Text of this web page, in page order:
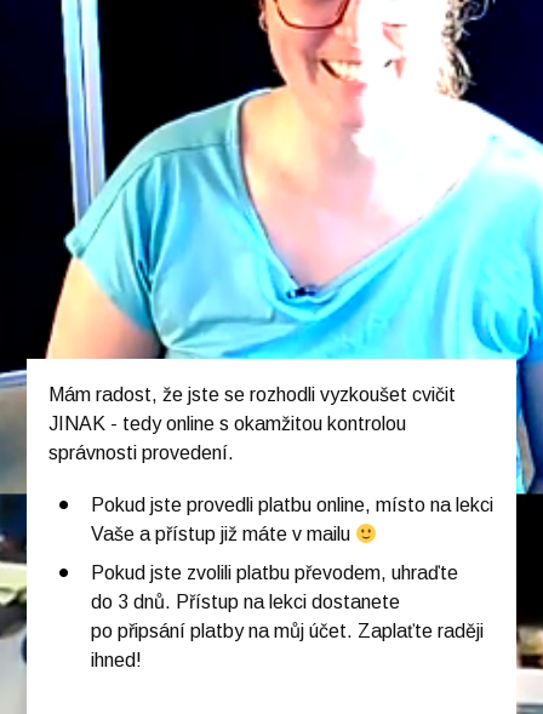
Mám radost, že jste se rozhodli vyzkoušet cvičit
JINAK - tedy online s okamžitou kontrolou
správnosti provedení.
Pokud jste provedli platbu online, místo na lekci
Vaše a přístup již máte v mailu
Pokud jste zvolili platbu převodem, uhraďte
do 3 dnů. Přístup na lekci dostanete
po připsání platby na můj účet. Zaplaťte raději
ihned!